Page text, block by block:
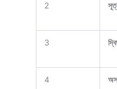
2
3
4